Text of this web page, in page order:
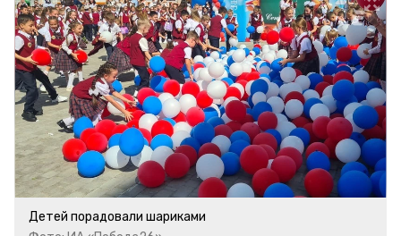
Детей порадовали шариками